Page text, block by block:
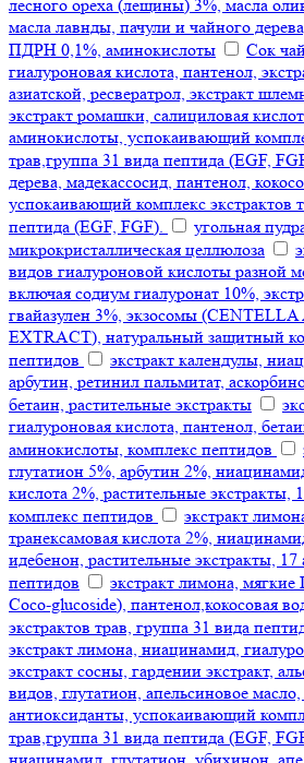
лесного ореха (лещины) 3%, масла
масла лавнды, пачули и чайного
ПДРН 0,1%, аминокислоты
Сок
гиалуроновая кислота, пантенол,
азиатской, ресвератрол, экстракт
экстракт ромашки, салициловая
аминокислоты, успокаивающий
трав,группа 31 вида пептида (EGF,
дерева, мадекассосид, пантенол,
успокаивающий комплекс экстрактов
пептида (EGF, FGF).
угольная
микрокристаллическая целлюлоза
видов гиалуроновой кислоты разной
включая содиум гиалуронат 10%,
гвайазулен 3%, экзосомы
EXTRACT), натуральный защитный
пептидов
экстракт календулы,
арбутин, ретинил пальмитат,
бетаин, растительные экстракты
гиалуроновая кислота, пантенол,
аминокислоты, комплекс пептидов
глутатион 5%, арбутин 2%,
кислота 2%, растительные экстракты,
комплекс пептидов
экстракт
транексамовая кислота 2%,
идебенон, растительные экстракты,
пептидов
экстракт лимона,
Coco-glucoside), пантенол,кокосовая
экстрактов трав, группа 31 вида
экстракт лимона, ниацинамид,
экстракт сосны, гардении экстракт,
видов, глутатион, апельсиновое
антиоксиданты, успокаивающий
трав,группа 31 вида пептида (EGF,
ниацинамид, глутатион, убихинон,